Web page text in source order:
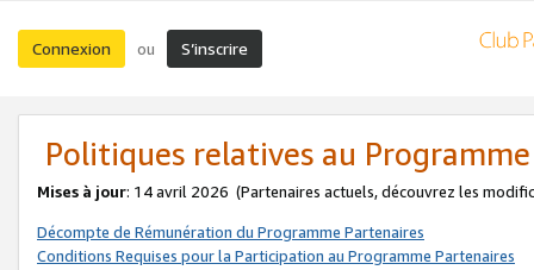
Connexion ou S’inscrire
Politiques relatives au
Mises à jour: 14 avril 2026 (Partenaires actuels, découvrez les
Décompte de Rémunération du Programme Partenaires
Conditions Requises pour la Participation au Programme Partenaires